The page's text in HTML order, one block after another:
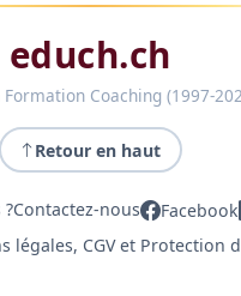
educh.ch
Coaching (1997-
Retour en haut
Contactez-nous Facebook
légales, CGV et Protection